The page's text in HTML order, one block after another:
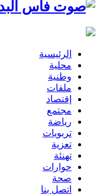
الرئيسية
محلية
وطنية
ملفات
إقتصاد
مجتمع
رياضة
تربويات
تعزية
تهنئة
حوارات
صحة
اتصل بنا